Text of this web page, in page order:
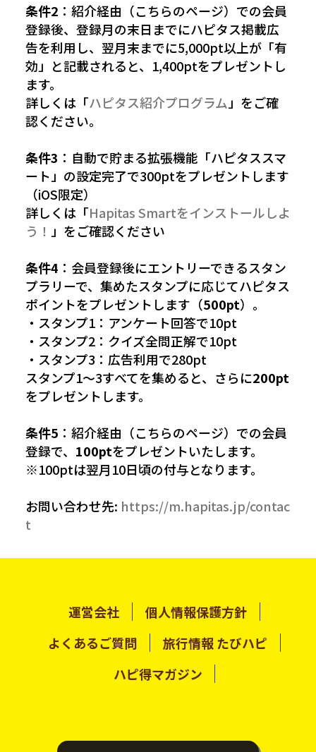
条件2 ：紹介経由（こちらのページ）での会員
登録後、登録月の末日までにハピタス掲載広
告を利用し、翌月末までに5,000pt以上が「有
効」と記載されると、1,400ptをプレゼントし
ます。
詳しくは「ハピタス紹介プログラム 」をご確
認ください。
条件3 ：自動で貯まる拡張機能「ハピタススマ
ート」の設定完了で300ptをプレゼントします
（iOS限定）
詳しくは「Hapitas Smartをインストールしよ
う！ 」をご確認ください
条件4 ：会員登録後にエントリーできるスタン
プラリーで、集めたスタンプに応じてハピタス
ポイントをプレゼントします（500pt）。
・スタンプ1：アンケート回答で10pt
・スタンプ2：クイズ全問正解で10pt
・スタンプ3：広告利用で280pt
スタンプ1〜3すべてを集めると、さらに200pt
をプレゼントします。
条件5 ：紹介経由（こちらのページ）での会員
登録で、 100ptをプレゼントいたします。
※100ptは翌月10日頃の付与となります。
お問い合わせ先: https://m.hapitas.jp/contac
t
運営会社
個人情報保護方針
よくあるご質問
旅行情報 たびハピ
ハピ得マガジン